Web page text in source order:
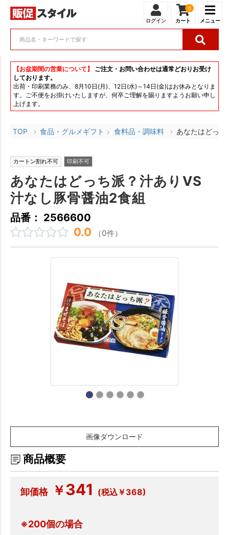
ログイン
0
カート メニュー
【お盆期間の営業について】
ご注文・お問い合わせは通常どおりお受け
しております。
出荷・印刷業務のみ、8月10日(月)、12日(水)～14日(金)はお休みとなりま
す。ご不便をお掛けいたしますが、何卒ご理解を賜りますようお願い申し
上げます。
TOP 食品・グルメギフト 食料品・調味料 あなたはどっ
カートン割れ不可 印刷不可
あなたはどっち派？汁ありVS
汁なし豚骨醤油2食組
品番： 2566600
0.0 （0件）
画像ダウンロード
商品概要
卸価格 ￥341 (税込￥368)
※200個の場合